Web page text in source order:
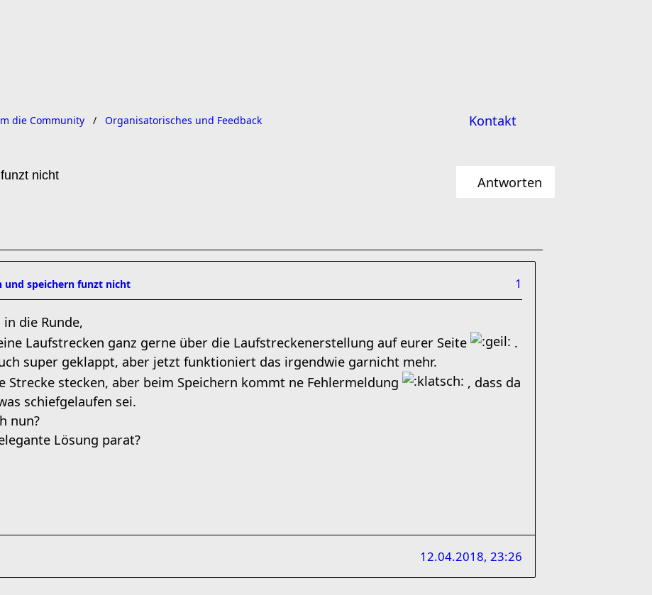
Kontakt
die Community Organisatorisches und Feedback
nicht Antworten
und speichern funzt nicht 1
die Runde,
Laufstrecken ganz gerne über die Laufstreckenerstellung auf eurer Seite
.
super geklappt, aber jetzt funktioniert das irgendwie garnicht mehr.
Strecke stecken, aber beim Speichern kommt ne Fehlermeldung
, dass da
schiefgelaufen sei.
nun?
Lösung parat?
12.04.2018, 23:26